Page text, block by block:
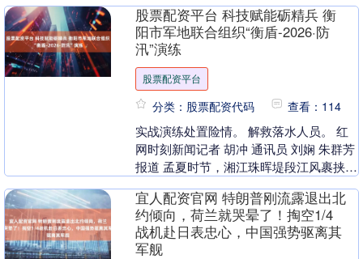
股票配资平台 科技赋能砺精兵 衡
阳市军地联合组织“衡盾-2026·防
汛”演练
股票配资平台
分类：股票配资代码 查看：114
实战演练处置险情。 解救落水人员。 红
网时刻新闻记者 胡冲 通讯员 刘娴 朱群芳
报道 孟夏时节，湘江珠晖堤段江风裹挟着
市“衡盾....
宜人配资官网 特朗普刚流露退出北
约倾向，荷兰就哭晕了！掏空1/4
战机赴日表忠心，中国强势驱离其
军舰